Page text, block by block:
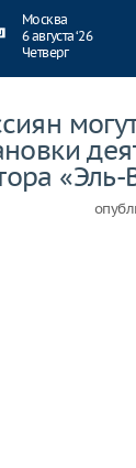
Москва
6 августа ‘26
Четверг